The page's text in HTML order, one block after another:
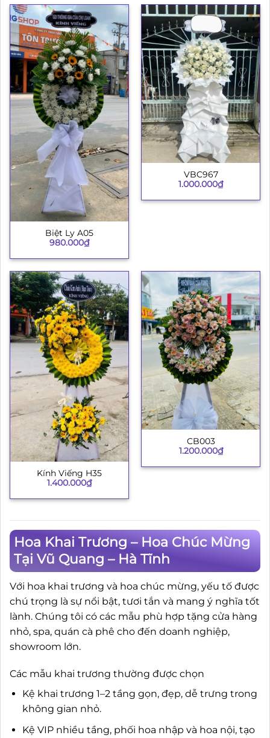
Biệt Ly A05
980.000₫
VBC967
1.000.000₫
Kính Viếng H35
1.400.000₫
CB003
1.200.000₫
Hoa Khai Trương – Hoa Chúc Mừng
Tại Vũ Quang – Hà Tĩnh
Với hoa khai trương và hoa chúc mừng, yếu tố được
chú trọng là sự nổi bật, tươi tắn và mang ý nghĩa tốt
lành. Chúng tôi có các mẫu phù hợp tặng cửa hàng
nhỏ, spa, quán cà phê cho đến doanh nghiệp,
showroom lớn.
Các mẫu khai trương thường được chọn
Kệ khai trương 1–2 tầng gọn, đẹp, dễ trưng trong
không gian nhỏ.
Kệ VIP nhiều tầng, phối hoa nhập và hoa nội, tạo